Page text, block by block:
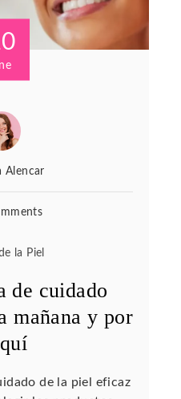
Alencar
la Piel
de cuidado
mañana y por
de la piel eficaz